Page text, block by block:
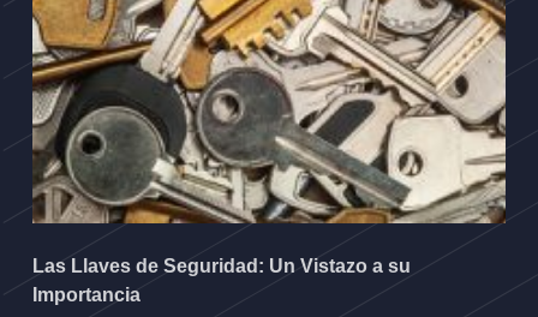
Las Llaves de Seguridad: Un Vistazo a su
Importancia